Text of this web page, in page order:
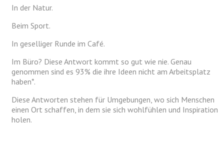
In der Natur.
Beim Sport.
In geselliger Runde im Café.
Im Büro? Diese Antwort kommt so gut wie nie. Genau
genommen sind es 93% die ihre Ideen nicht am Arbeitsplatz
haben*.
Diese Antworten stehen für Umgebungen, wo sich Menschen
einen Ort schaffen, in dem sie sich wohlfühlen und Inspiration
holen.